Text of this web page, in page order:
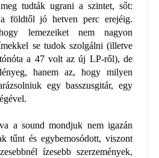
tudták ugrani a szintet, sőt:
földtől jó hetven perc erejéig.
lemezeiket nem nagyon
se tudok szolgálni (illetve
a 47 volt az új LP-ről), de
hanem az, hogy milyen
egy basszusgitár, egy
a sound mondjuk nem igazán
tűnt és egybemosódott, viszont
ízesebb szerzemények,